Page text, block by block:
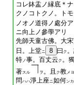
コレ鉢盂ノ縁底＊
クノコトクノ。ト
ノオノ道得ノ處分
ニ向上ノ參學アリ
先師天童古佛。大
日。上堂ニ 8 曰 ク
特ノ事。百丈云 ク 。
著スル ヲ 。且 ク教メヨ
問ハハ淨上座ニ如何ンカ